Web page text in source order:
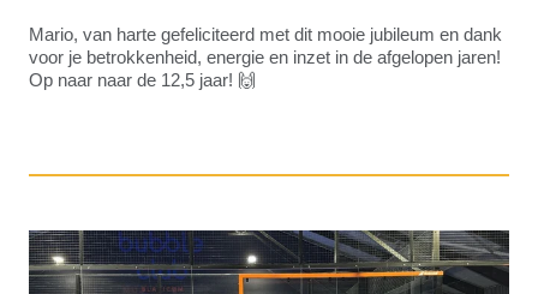
Mario, van harte gefeliciteerd met dit mooie jubileum en dank
voor je betrokkenheid, energie en inzet in de afgelopen jaren!
Op naar naar de 12,5 jaar! 🙌